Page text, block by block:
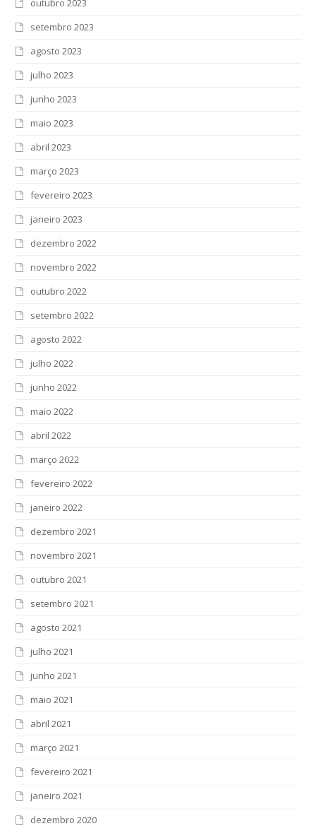
outubro 2023
setembro 2023
agosto 2023
julho 2023
junho 2023
maio 2023
abril 2023
março 2023
fevereiro 2023
janeiro 2023
dezembro 2022
novembro 2022
outubro 2022
setembro 2022
agosto 2022
julho 2022
junho 2022
maio 2022
abril 2022
março 2022
fevereiro 2022
janeiro 2022
dezembro 2021
novembro 2021
outubro 2021
setembro 2021
agosto 2021
julho 2021
junho 2021
maio 2021
abril 2021
março 2021
fevereiro 2021
janeiro 2021
dezembro 2020